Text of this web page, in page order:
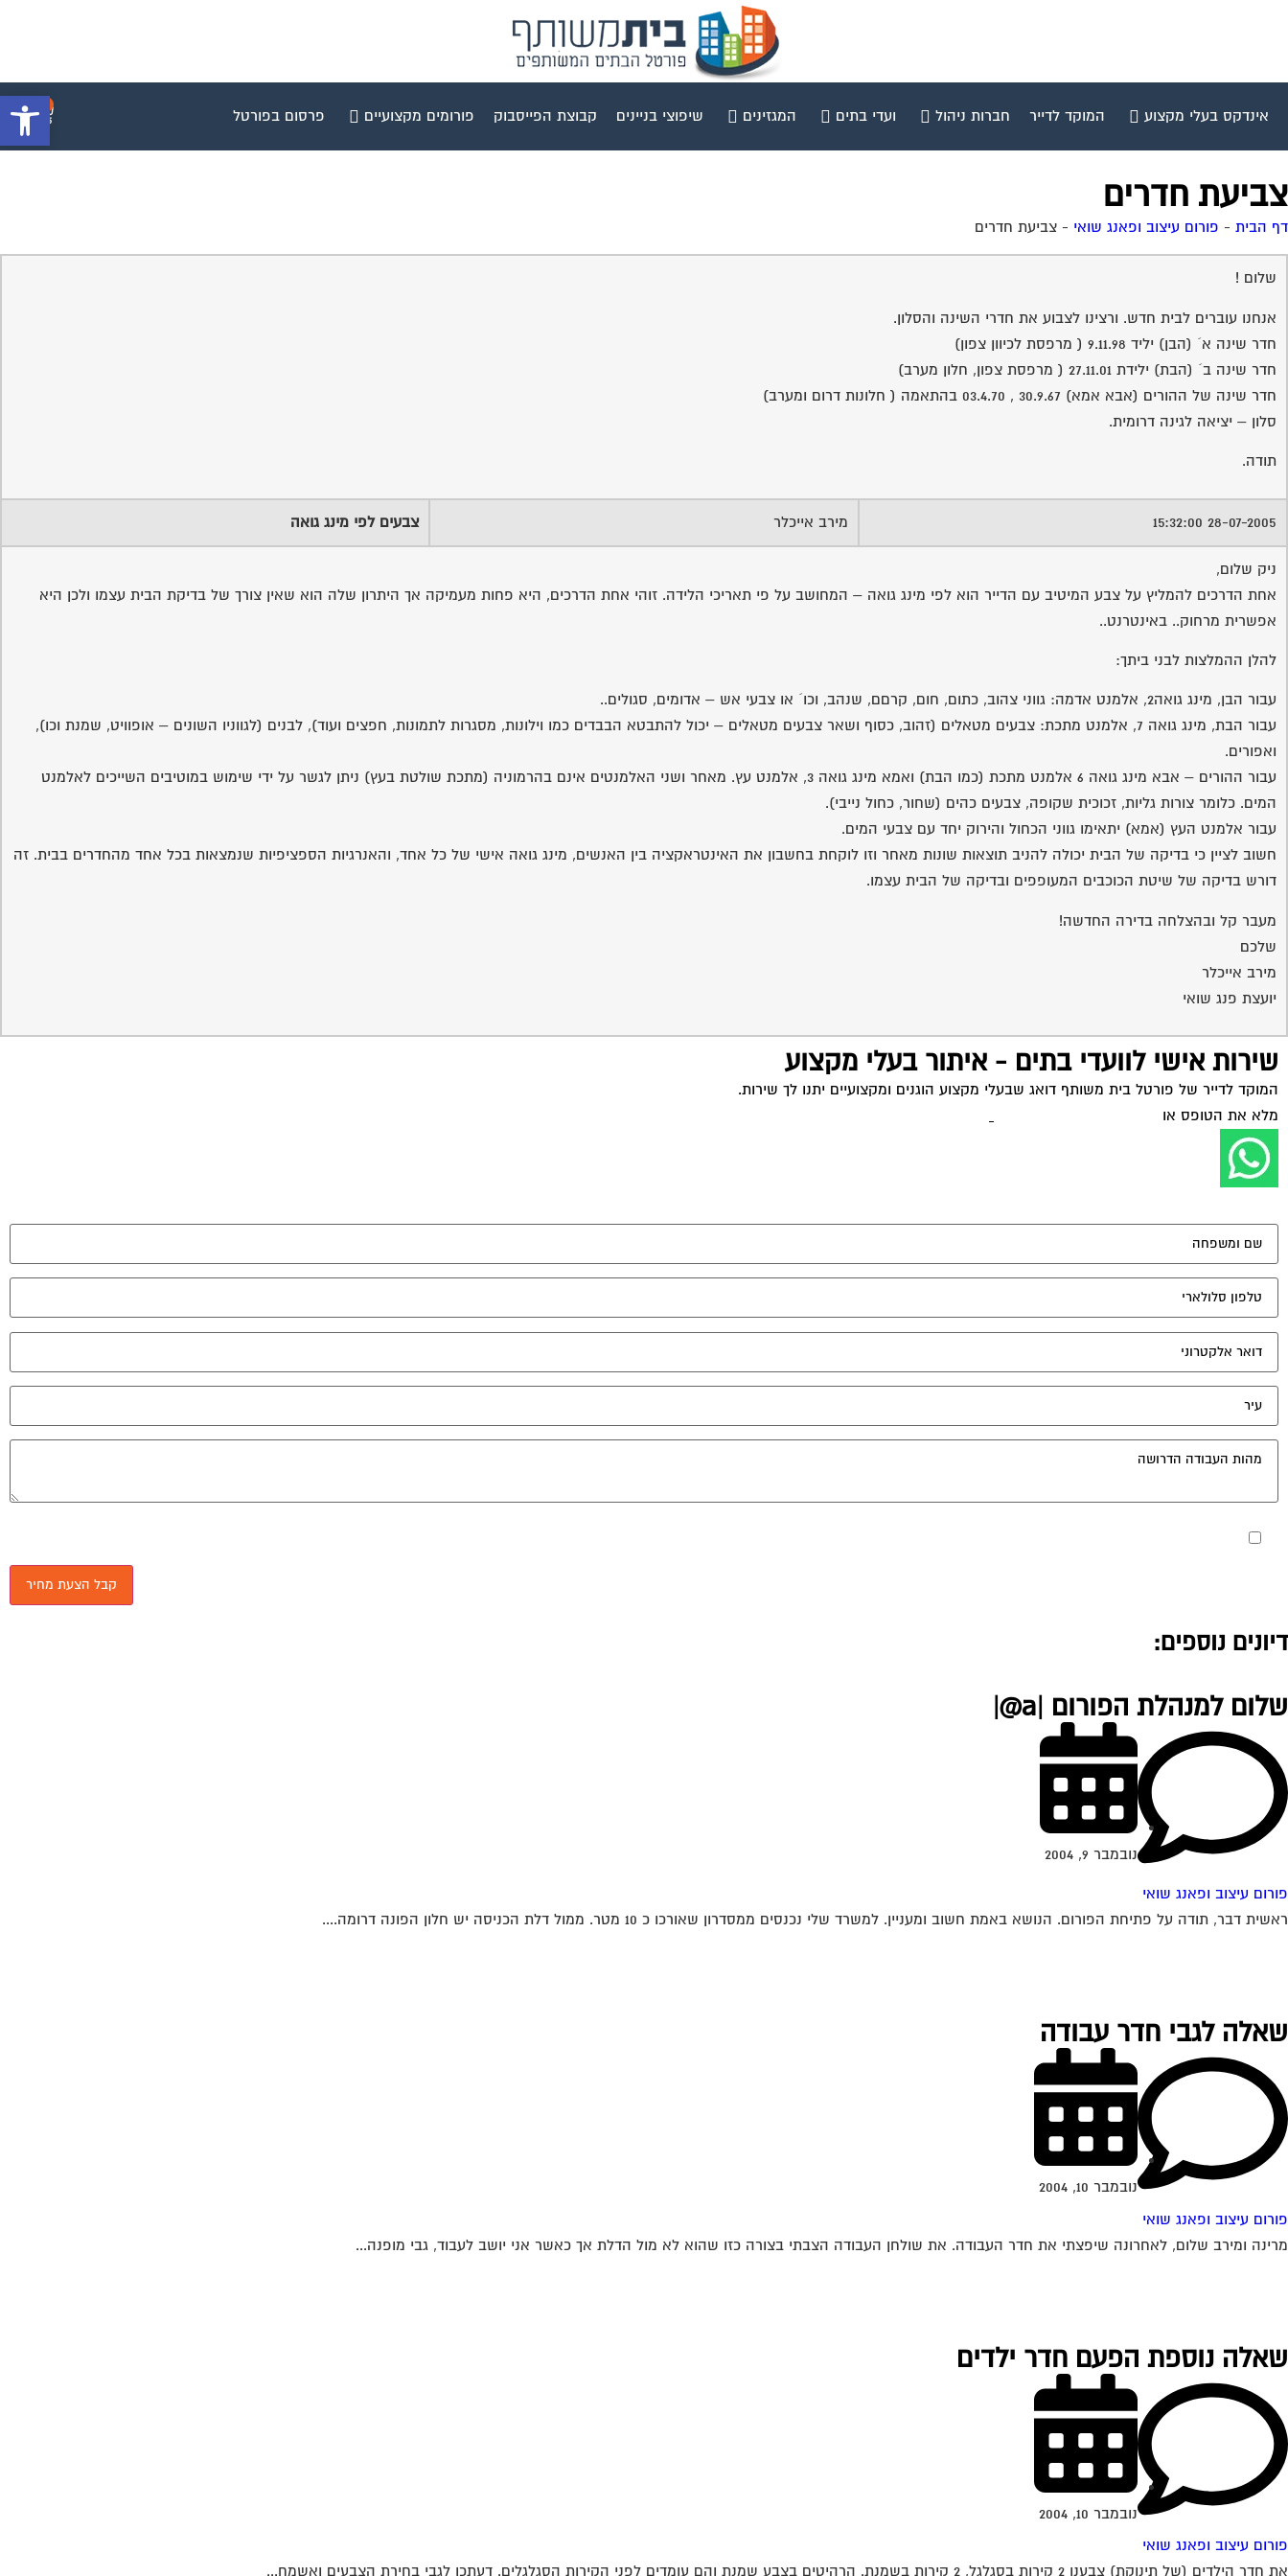
פתח אינדקס בעלי מקצוע המוקד לדייר חברות ניהול ועדי בתים המגזינים שיפוצי בניינים קבוצת הפייסבוק פורומים מקצועיים פרסום בפורטל
צביעת חדרים
דף הבית - פורום עיצוב ופאנג שואי - צביעת חדרים
שלום !
אנחנו עוברים לבית חדש. ורצינו לצבוע את חדרי השינה והסלון.
חדר שינה א´ (הבן) יליד 9.11.98 ( מרפסת לכיוון צפון)
חדר שינה ב´ (הבת) ילידת 27.11.01 ( מרפסת צפון, חלון מערב)
חדר שינה של ההורים (אבא אמא) 30.9.67 , 03.4.70 בהתאמה ( חלונות דרום ומערב)
סלון – יציאה לגינה דרומית.
תודה.
28-07-2005 15:32:00 מירב אייכלר צבעים לפי מינג גואה
ניק שלום,
אחת הדרכים להמליץ על צבע המיטיב עם הדייר הוא לפי מינג גואה – המחושב על פי תאריכי הלידה. זוהי אחת הדרכים, היא פחות מעמיקה אך היתרון שלה הוא שאין צורך של בדיקת הבית עצמו ולכן היא
אפשרית מרחוק.. באינטרנט..
להלן ההמלצות לבני ביתך:
עבור הבן, מינג גואה2, אלמנט אדמה: גווני צהוב, כתום, חום, קרםם, שנהב, וכו´ או צבעי אש – אדומים, סגולים..
עבור הבת, מינג גואה 7, אלמנט מתכת: צבעים מטאלים (זהוב, כסוף ושאר צבעים מטאלים – יכול להתבטא הבבדים כמו וילונות, מסגרות לתמונות, חפצים ועוד), לבנים (לגווניו השונים – אופוויט, שמנת וכו),
ואפורים.
עבור ההורים – אבא מינג גואה 6 אלמנט מתכת (כמו הבת) ואמא מינג גואה 3, אלמנט עץ. מאחר ושני האלמנטים אינם בהרמוניה (מתכת שולטת בעץ) ניתן לגשר על ידי שימוש במוטיבים השייכים לאלמנט
המים. כלומר צורות גליות, זכוכית שקופה, צבעים כהים (שחור, כחול נייבי).
עבור אלמנט העץ (אמא) יתאימו גווני הכחול והירוק יחד עם צבעי המים.
חשוב לציין כי בדיקה של הבית יכולה להניב תוצאות שונות מאחר וזו לוקחת בחשבון את האינטראקציה בין האנשים, מינג גואה אישי של כל אחד, והאנרגיות הספציפיות שנמצאות בכל אחד מהחדרים בבית. זה
דורש בדיקה של שיטת הכוכבים המעופפים ובדיקה של הבית עצמו.
מעבר קל ובהצלחה בדירה החדשה!
שלכם
מירב אייכלר
יועצת פנג שואי
שירות אישי לוועדי בתים - איתור בעלי מקצוע
המוקד לדייר של פורטל בית משותף דואג שבעלי מקצוע הוגנים ומקצועיים יתנו לך שירות.
מלא את הטופס או
דיונים נוספים:
שלום למנהלת הפורום |a@|
פורום עיצוב ופאנג שואי
נובמבר 9, 2004
ראשית דבר, תודה על פתיחת הפורום. הנושא באמת חשוב ומעניין. למשרד שלי נכנסים ממסדרון שאורכו כ 10 מטר. ממול דלת הכניסה יש חלון הפונה דרומה....
שאלה לגבי חדר עבודה
פורום עיצוב ופאנג שואי
נובמבר 10, 2004
מרינה ומירב שלום, לאחרונה שיפצתי את חדר העבודה. את שולחן העבודה הצבתי בצורה כזו שהוא לא מול הדלת אך כאשר אני יושב לעבוד, גבי מופנה...
שאלה נוספת הפעם חדר ילדים
פורום עיצוב ופאנג שואי
נובמבר 10, 2004
את חדר הילדים (של תינוקת) צבענו 2 קירות בסגלגל, 2 קירות בשמנת. הרהיטים בצבע שמנת והם עומדים לפני הקירות הסגלגלים. דעתכן לגבי בחירת הצבעים ואשמח...